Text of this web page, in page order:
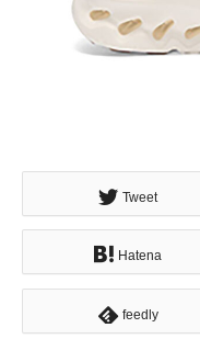
Tweet
Hatena
feedly